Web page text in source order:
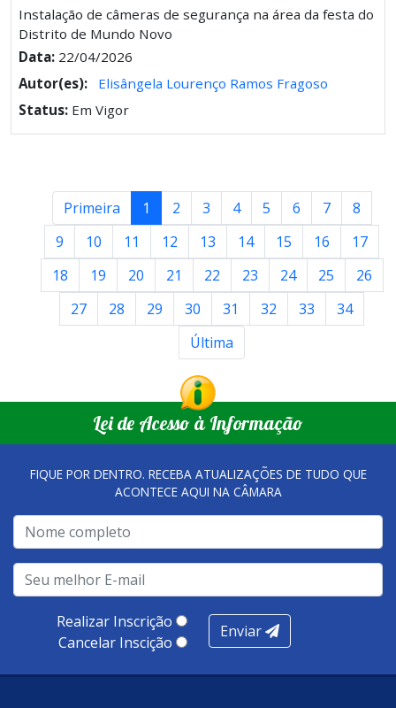
Instalação de câmeras de segurança na área da festa do
Distrito de Mundo Novo
Data: 22/04/2026
Autor(es):
Elisângela Lourenço Ramos Fragoso
Status: Em Vigor
Primeira 1 2 3 4 5 6 7
8
9
10 11 12 13 14 15 16
17
18
19 20 21 22 23 24 25
26
27
28 29 30 31 32 33
34
Última
Lei de Acesso à Informação
FIQUE POR DENTRO. RECEBA ATUALIZAÇÕES DE TUDO QUE
ACONTECE AQUI NA CÂMARA
Realizar Inscrição
Cancelar Inscição
Enviar